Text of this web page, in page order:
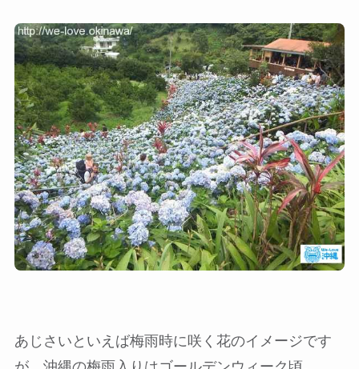
あじさいといえば梅雨時に咲く花のイメージです